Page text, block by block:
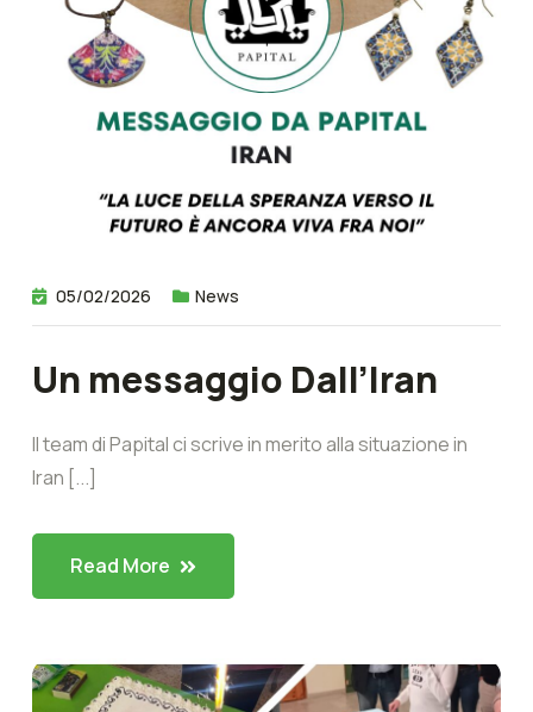
05/02/2026 News
Un messaggio Dall’Iran
Il team di Papital ci scrive in merito alla situazione in
Iran [...]
Read More